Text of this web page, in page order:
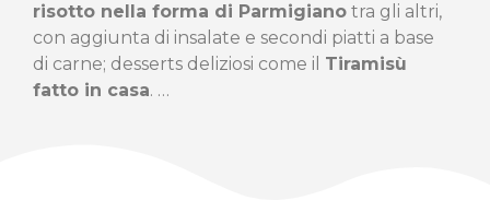
risotto nella forma di Parmigiano tra gli altri,
con aggiunta di insalate e secondi piatti a base
di carne; desserts deliziosi come il Tiramisù
fatto in casa. …